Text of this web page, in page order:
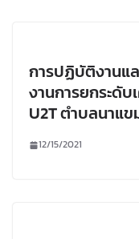
การปฏิบัติงานแ
งานการยกระดั
U2T ตำบลนาแ
12/15/2021